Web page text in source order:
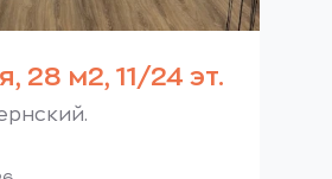
28 м2, 11/24 эт.